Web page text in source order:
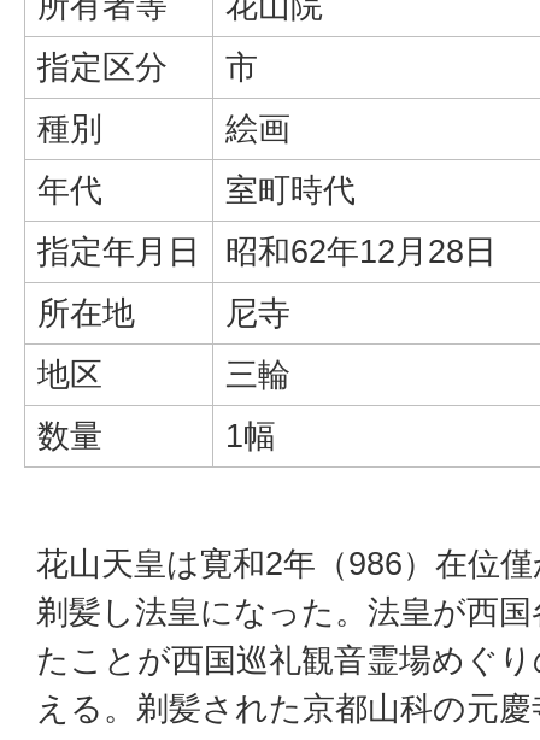
指定区分
市
種別
絵画
年代
室町時代
指定年月日
昭和62年12月28日
所在地
尼寺
地区
三輪
数量
1幅
花山天皇は寛和2年（986）在位
剃髪し法皇になった。法皇が西
たことが西国巡礼観音霊場めぐ
える。剃髪された京都山科の元